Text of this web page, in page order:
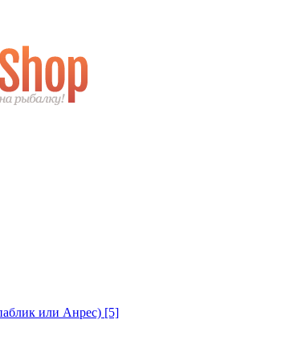
или Анрес) [5]